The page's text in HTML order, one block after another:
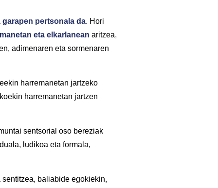
pertsonala da. Hori
eta elkarlanean aritzea,
adimenaren eta sormenaren
harremanetan jartzeko
harremanetan jartzen
sentsorial oso bereziak
ludikoa eta formala,
baliabide egokiekin,